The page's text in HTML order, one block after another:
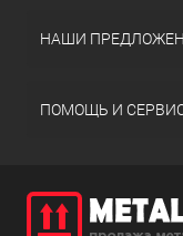
НАШИ
ПОМОЩЬ И